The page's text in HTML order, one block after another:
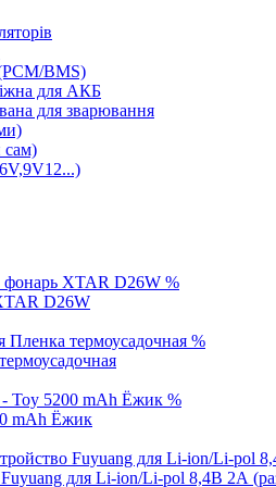
BMS)
для АКБ
для зварювання
сам)
%
D26W
%
%
mAh Ёжик
Fuyuang для Li-ion/Li-pol 8,4В 2А